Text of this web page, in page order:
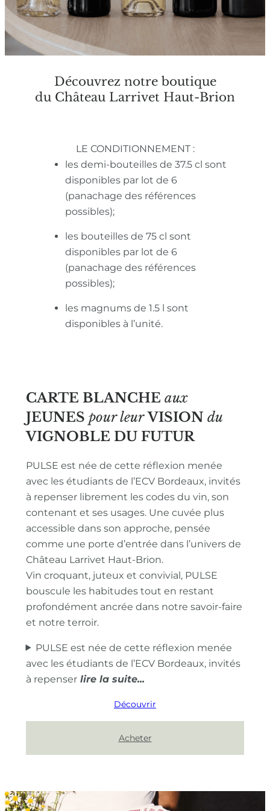
Découvrez notre boutique
du Château Larrivet Haut-Brion
LE CONDITIONNEMENT :
les demi-bouteilles de 37.5 cl sont
disponibles par lot de 6
(panachage des références
possibles);
les bouteilles de 75 cl sont
disponibles par lot de 6
(panachage des références
possibles);
les magnums de 1.5 l sont
disponibles à l’unité.
CARTE BLANCHE aux
JEUNES pour leur VISION du
VIGNOBLE DU FUTUR
PULSE est née de cette réflexion menée
avec les étudiants de l’ECV Bordeaux, invités
à repenser librement les codes du vin, son
contenant et ses usages. Une cuvée plus
accessible dans son approche, pensée
comme une porte d’entrée dans l’univers de
Château Larrivet Haut-Brion.
Vin croquant, juteux et convivial, PULSE
bouscule les habitudes tout en restant
profondément ancrée dans notre savoir-faire
et notre terroir.
PULSE est née de cette réflexion menée
avec les étudiants de l’ECV Bordeaux, invités
à repenser
Découvrir
Acheter